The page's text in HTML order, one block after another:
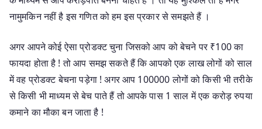
नामुमकिन नहीं है इस गणित को हम इस प्रकार से समझते हैं ।
अगर आपने कोई ऐसा प्रोडक्ट चुना जिसको आप को बेचने पर ₹100 का
फायदा होता है ! तो आप समझ सकते हैं कि आपको एक लाख लोगों को साल
में वह प्रोडक्ट बेचना पड़ेगा ! अगर आप 100000 लोगों को किसी भी तरीके
से किसी भी माध्यम से बेच पाते हैं तो आपके पास 1 साल में एक करोड़ रुपया
कमाने का मौका बन जाता है !